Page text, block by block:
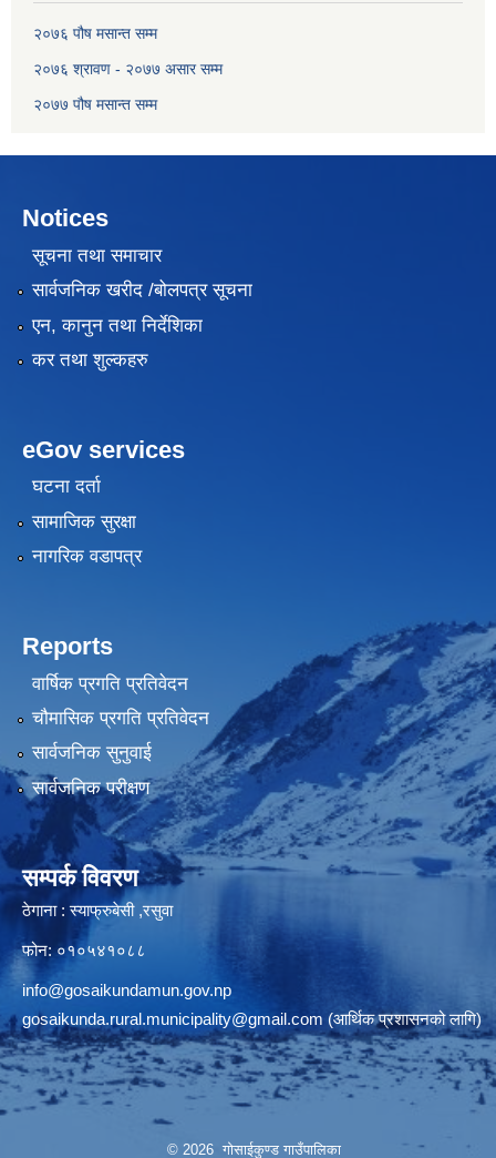
२०७६ पौष मसान्त सम्म
२०७६ श्रावण - २०७७ असार सम्म
२०७७ पौष मसान्त सम्म
Notices
सूचना तथा समाचार
सार्वजनिक खरीद /बोलपत्र सूचना
एन, कानुन तथा निर्देशिका
कर तथा शुल्कहरु
eGov services
घटना दर्ता
सामाजिक सुरक्षा
नागरिक वडापत्र
Reports
वार्षिक प्रगति प्रतिवेदन
चौमासिक प्रगति प्रतिवेदन
सार्वजनिक सुनुवाई
सार्वजनिक परीक्षण
सम्पर्क विवरण
ठेगाना : स्याफ्रुबेसी ,रसुवा
फोन: ०१०५४१०८८
info@gosaikundamun.gov.np
gosaikunda.rural.municipality@gmail.com (आर्थिक प्रशासनको लागि)
© 2026 गोसाईकुण्ड गाउँपालिका